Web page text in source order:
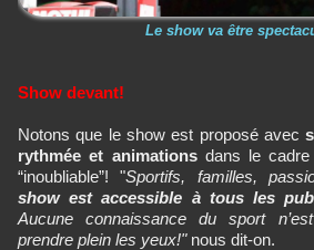
Le show va être
Show devant!
Notons que le show est proposé avec
rythmée et animations dans le
“inoubliable”! "Sportifs, familles,
show est accessible à tous les
Aucune connaissance du sport
prendre plein les yeux!"nous dit-on.